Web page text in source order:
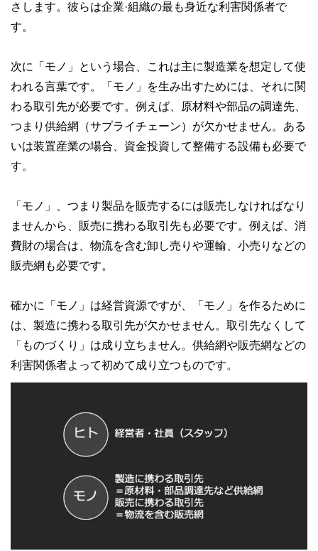
さします。彼らは企業·組織の最も身近な利害関係者で
す。
次に「モノ」という場合、これは主に製造業を想定して使
われる言葉です。「モノ」を生み出すためには、それに関
わる取引先が必要です。例えば、原材料や部品の調達先、
つまり供給網（サプライチェーン）が欠かせません。ある
いは装置産業の場合、資金投資して整備する設備も必要で
す。
「モノ」、つまり製品を販売するには販売しなければなり
ませんから、販売に携わる取引先も必要です。例えば、消
費財の場合は、物流を含む卸し売りや運輸、小売りなどの
販売網も必要です。
確かに「モノ」は経営資源ですが、「モノ」を作るために
は、製造に携わる取引先が欠かせません。取引先なくして
「ものづくり」は成り立ちません。供給網や販売網などの
利害関係者よって初めて成り立つものです。